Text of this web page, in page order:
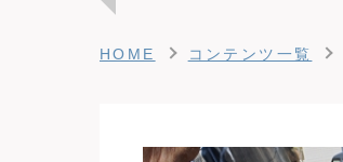
HOME コンテンツ一覧